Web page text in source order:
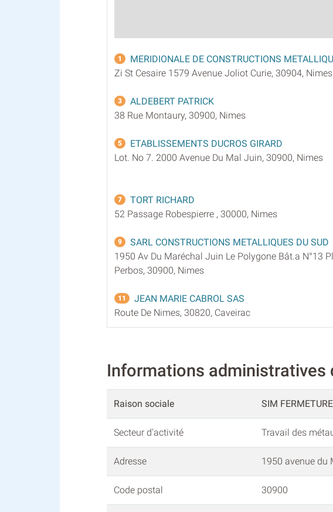
1
MERIDIONALE DE CONSTRUCTIONS
Zi St Cesaire 1579 Avenue Joliot Curie, 30904, Nimes
3
ALDEBERT PATRICK
38 Rue Montaury, 30900, Nimes
5
ETABLISSEMENTS DUCROS GIRARD
Lot. No 7. 2000 Avenue Du Mal Juin, 30900, Nimes
7
TORT RICHARD
52 Passage Robespierre , 30000, Nimes
9
SARL CONSTRUCTIONS METALLIQUES DU SUD
1950 Av Du Maréchal Juin Le Polygone Bât.a N°13
Perbos, 30900, Nimes
11
JEAN MARIE CABROL SAS
Route De Nimes, 30820, Caveirac
Informations administratives
Raison sociale SIM
Secteur d'activité Travail des
Adresse 1950 avenue du
Code postal 30900